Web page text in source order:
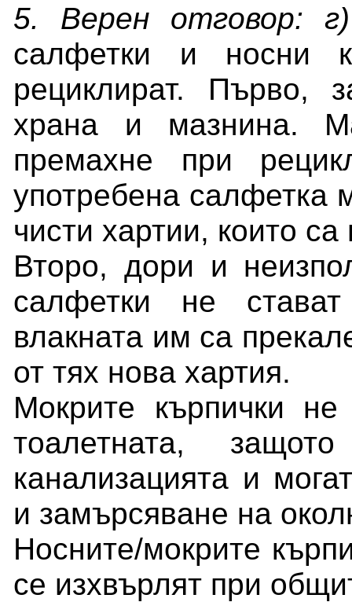
5. Верен отговор: г)
салфетки и носни
рециклират. Първо,
храна и мазнина.
премахне при
употребена салфетка
чисти хартии, които
Второ, дори и
салфетки не
влакната им са
от тях нова хартия.
Мокрите кърпички
тоалетната,
канализацията и
и замърсяване на
Носните/мокрите
се изхвърлят при